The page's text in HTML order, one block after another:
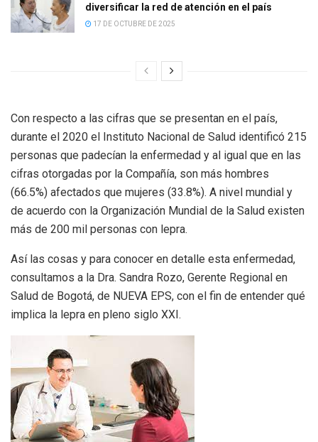
diversificar la red de atención en el país
17 DE OCTUBRE DE 2025
Con respecto a las cifras que se presentan en el país,
durante el 2020 el Instituto Nacional de Salud identificó 215
personas que padecían la enfermedad y al igual que en las
cifras otorgadas por la Compañía, son más hombres
(66.5%) afectados que mujeres (33.8%). A nivel mundial y
de acuerdo con la Organización Mundial de la Salud existen
más de 200 mil personas con lepra.
Así las cosas y para conocer en detalle esta enfermedad,
consultamos a la Dra. Sandra Rozo, Gerente Regional en
Salud de Bogotá, de NUEVA EPS, con el fin de entender qué
implica la lepra en pleno siglo XXI.